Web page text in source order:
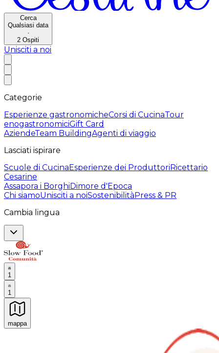
Cerca
Qualsiasi data
·
2 Ospiti
Unisciti a noi
Categorie
Esperienze gastronomicheCorsi di CucinaTour
enogastronomiciGift Card
AziendeTeam BuildingAgenti di viaggio
Lasciati ispirare
Scuole di CucinaEsperienze dei ProduttoriRicettario
Cesarine
Assapora i BorghiDimore d'Epoca
Chi siamoUnisciti a noiSostenibilitàPress & PR
Cambia lingua
1
1
mappa
Esperienze culinarie indimenticabili: Esperienze